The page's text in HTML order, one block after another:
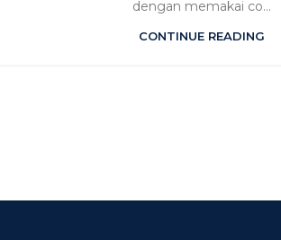
dengan memakai co...
CONTINUE READING